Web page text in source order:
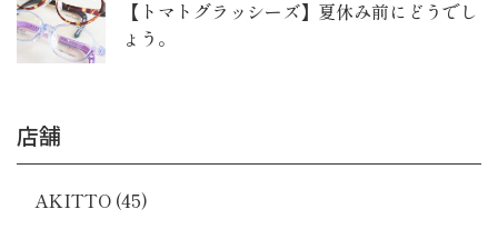
【トマトグラッシーズ】夏休み前にどうでし
ょう。
店舗
AKITTO (45)